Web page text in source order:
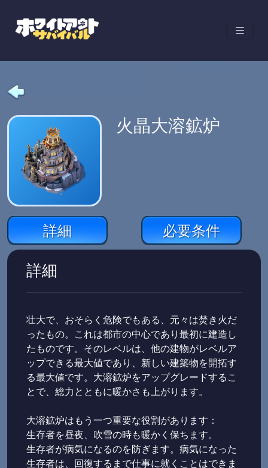
火晶大溶鉱炉
詳細 必要条件
詳細
壮大で、おそらく危険でもある、元々は焚き火だ
ったもの。これは都市の中心であり最初に建造し
たものです。そのレベルは、他の建物がレベルア
ップできる最大値であり、新しい建築物を開拓す
る最大値です。大溶鉱炉をアップグレードするこ
とで、総力とともに暖かさも上がります。
大溶鉱炉はもう一つ重要な役割があります：
生存者を昼夜、吹雪の時も暖かく保ちます。
生存者が病気になるのを防ぎます。病気になった
生存者は、回復するまで仕事に就くことはできま